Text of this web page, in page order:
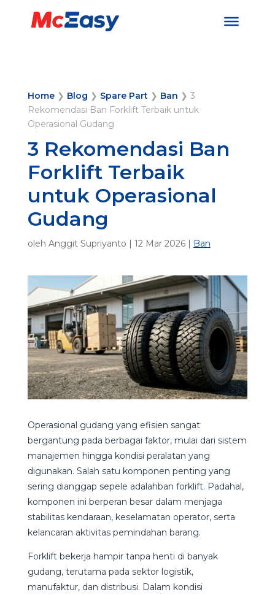
Home❯ Blog ❯ Spare Part❯ Ban ❯ 3
Rekomendasi Ban Forklift Terbaik untuk
Operasional Gudang
3 Rekomendasi Ban
Forklift Terbaik
untuk Operasional
Gudang
oleh Anggit Supriyanto | 12 Mar 2026| Ban
Operasional gudang yang efisien sangat
bergantung pada berbagai faktor, mulai dari sistem
manajemen hingga kondisi peralatan yang
digunakan. Salah satu komponen penting yang
sering dianggap sepele adalahban forklift. Padahal,
komponen ini berperan besar dalam menjaga
stabilitas kendaraan, keselamatan operator, serta
kelancaran aktivitas pemindahan barang.
Forklift bekerja hampir tanpa henti di banyak
gudang, terutama pada sektor logistik,
manufaktur, dan distribusi. Dalam kondisi